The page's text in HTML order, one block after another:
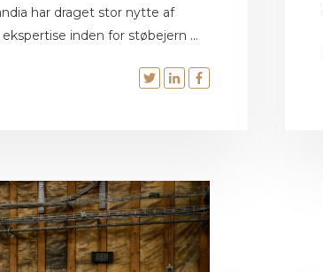
har draget stor nytte af
inden for støbejern ...